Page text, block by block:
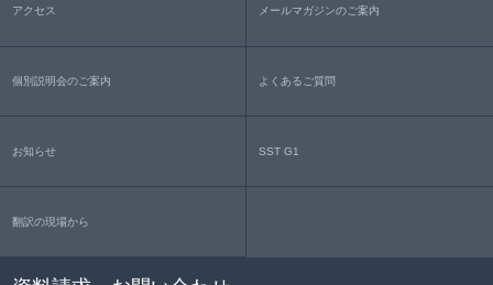
アクセス メールマガジンのご案内
個別説明会のご案内 よくあるご質問
お知らせ SST G1
翻訳の現場から